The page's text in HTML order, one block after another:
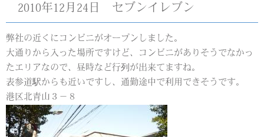
2010年12月24日 セブンイレブン
弊社の近くにコンビニがオープンしました。
大通りから入った場所ですけど、コンビニがありそうでなかっ
たエリアなので、昼時など行列が出来てますね。
表参道駅からも近いですし、通勤途中で利用できそうです。
港区北青山３－８